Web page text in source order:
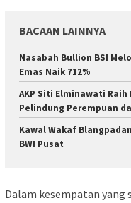
BACAAN LAINNYA
Nasabah Bullion BSI
Emas Naik 712%
AKP Siti Elminawati
Pelindung Perempuan
Kawal Wakaf
BWI Pusat
Dalam kesempatan yang